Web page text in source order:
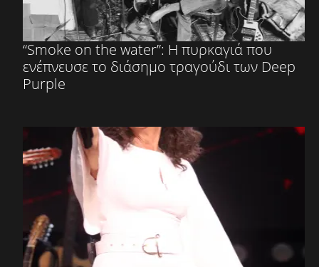
“Smoke on the water”: Η πυρκαγιά που
ενέπνευσε το διάσημο τραγούδι των Deep
Purple